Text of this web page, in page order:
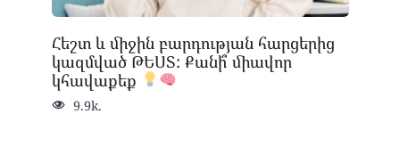
Հեշտ և միջին բարդության հարցերից
կազմված ԹԵՍՏ: Քանի՞ միավոր
կհավաքեք
9.9k.